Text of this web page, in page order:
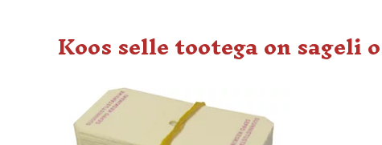
Koos selle tootega on